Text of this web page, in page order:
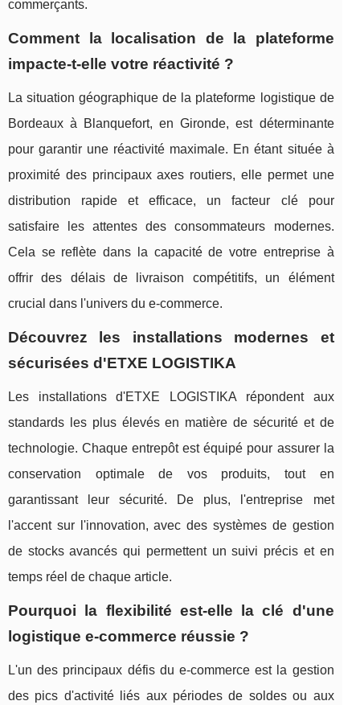
commerçants.
Comment la localisation de la plateforme
impacte-t-elle votre réactivité ?
La situation géographique de la plateforme logistique de
Bordeaux à Blanquefort, en Gironde, est déterminante
pour garantir une réactivité maximale. En étant située à
proximité des principaux axes routiers, elle permet une
distribution rapide et efficace, un facteur clé pour
satisfaire les attentes des consommateurs modernes.
Cela se reflète dans la capacité de votre entreprise à
offrir des délais de livraison compétitifs, un élément
crucial dans l'univers du e-commerce.
Découvrez les installations modernes et
sécurisées d'ETXE LOGISTIKA
Les installations d'ETXE LOGISTIKA répondent aux
standards les plus élevés en matière de sécurité et de
technologie. Chaque entrepôt est équipé pour assurer la
conservation optimale de vos produits, tout en
garantissant leur sécurité. De plus, l'entreprise met
l'accent sur l'innovation, avec des systèmes de gestion
de stocks avancés qui permettent un suivi précis et en
temps réel de chaque article.
Pourquoi la flexibilité est-elle la clé d'une
logistique e-commerce réussie ?
L'un des principaux défis du e-commerce est la gestion
des pics d'activité liés aux périodes de soldes ou aux